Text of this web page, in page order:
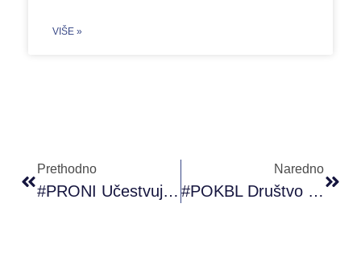
VIŠE »
Prethodno
#PRONI Učestvuje Na Događaju “Career Day”
Naredno
#POKBL Društvo (bez) Predrasuda (12.11.2019)